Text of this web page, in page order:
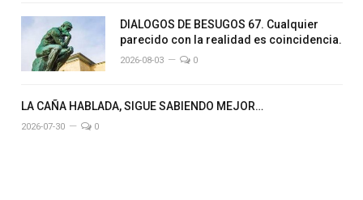
DIALOGOS DE BESUGOS 67. Cualquier
parecido con la realidad es coincidencia.
2026-08-03 0
LA CAÑA HABLADA, SIGUE SABIENDO MEJOR…
2026-07-30 0